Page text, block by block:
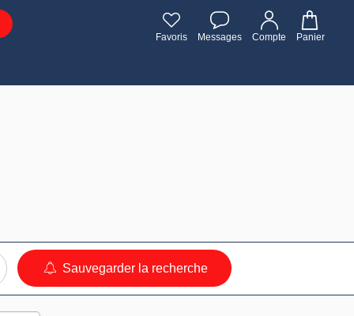
Favoris Messages Compte Panier
Sauvegarder la recherche